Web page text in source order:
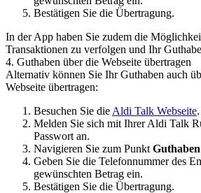
Bestätigen Sie die Übertragung.
In der App haben Sie zudem die
Transaktionen zu verfolgen und Ihr
4. Guthaben über die Webseite übertragen
Alternativ können Sie Ihr Guthaben auch
Webseite übertragen:
Besuchen Sie die Aldi Talk Webseite.
Melden Sie sich mit Ihrer Aldi Talk
Passwort an.
Navigieren Sie zum Punkt
Geben Sie die Telefonnummer des
gewünschten Betrag ein.
Bestätigen Sie die Übertragung.